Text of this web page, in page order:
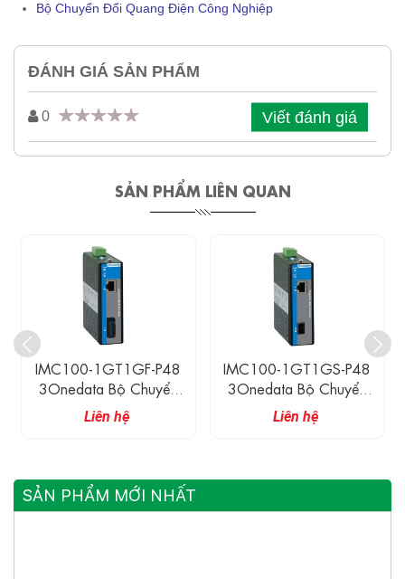
Bộ Chuyển Đổi Quang Điện Công Nghiệp
ĐÁNH GIÁ SẢN PHẨM
0 Viết đánh giá
SẢN PHẨM LIÊN QUAN
IMC100-1GT1GF-P48
3Onedata Bộ Chuyển
Đổi Quang Điện Công
Nghiệp 1 Cổng Ethernet
Liên hệ
IMC100-1GT1GS-P48
3Onedata Bộ Chuyển
Đổi Quang Điện Công
Nghiệp 1 Cổng Ethernet
Liên hệ
SẢN PHẨM MỚI NHẤT